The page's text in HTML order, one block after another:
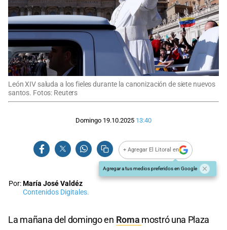
León XIV saluda a los fieles durante la canonización de siete nuevos
santos. Fotos: Reuters
Domingo 19.10.2025 13:40
+ Agregar El Litoral en
Agregar a tus medios preferidos en Google
Por:María José Valdéz
Contenidos Digitales.
La mañana del domingo en Roma mostró una Plaza